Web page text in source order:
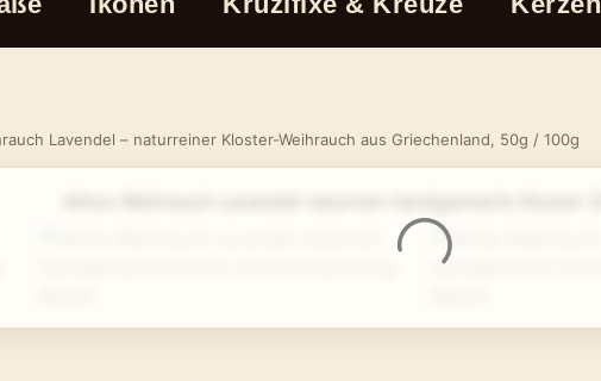
Lavendel – naturreiner Kloster-Weihrauch aus Griechenland, 50g / 100g